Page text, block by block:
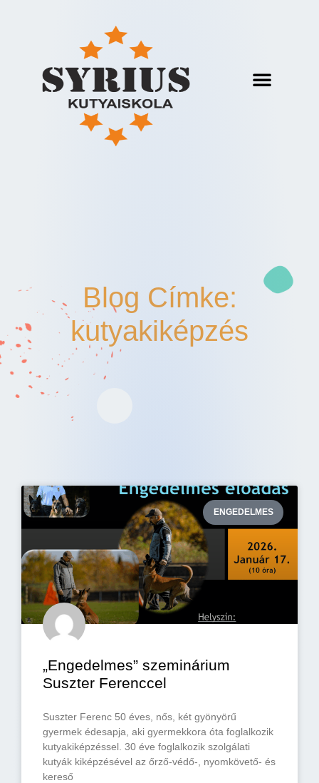
Blog Címke:
kutyakiképzés
ENGEDELMES
„Engedelmes” szeminárium
Suszter Ferenccel
Suszter Ferenc 50 éves, nős, két gyönyörű
gyermek édesapja, aki gyermekkora óta foglalkozik
kutyakiképzéssel. 30 éve foglalkozik szolgálati
kutyák kiképzésével az őrző-védő-, nyomkövető- és
kereső